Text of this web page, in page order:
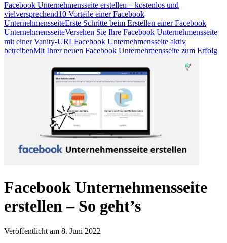
Facebook Unternehmensseite erstellen – kostenlos und
vielversprechend10 Vorteile einer Facebook
UnternehmensseiteErste Schritte beim Erstellen einer Facebook
UnternehmensseiteVersehen Sie Ihre Facebook Unternehmensseite
mit einer Vanity-URLFacebook Unternehmensseite aktiv
betreibenMit Ihrer neuen Facebook Unternehmensseite zum Erfolg
Facebook Unternehmensseite
erstellen – So geht’s
Veröffentlicht am 8. Juni 2022